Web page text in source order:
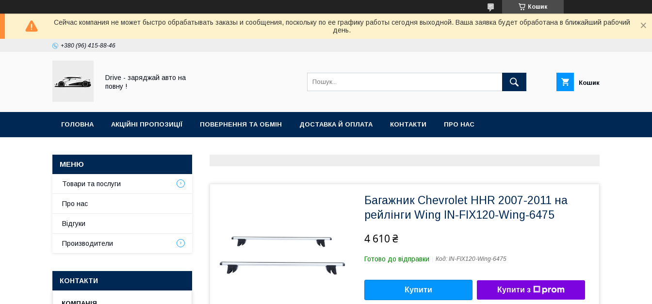
Кошик
Сейчас компания не может быстро обрабатывать заказы и сообщения, поскольку по ее графику работы сегодня выходной. Ваша заявка будет обработана в ближайший рабочий
день.
+380 (96) 415-88-46
Drive - заряджай авто на
повну !
Кошик
ГОЛОВНА АКЦІЙНІ ПРОПОЗИЦІЇ ПОВЕРНЕННЯ ТА ОБМІН ДОСТАВКА Й ОПЛАТА КОНТАКТИ ПРО НАС
Багажник Chevrolet HHR 2007-2011 на
рейлінги Wing IN-FIX120-Wing-6475
4 610 ₴
Готово до відправки Код: IN-FIX120-Wing-6475
Купити Купити з
Товари та послуги
Про нас
Відгуки
Производители
КОНТАКТИ